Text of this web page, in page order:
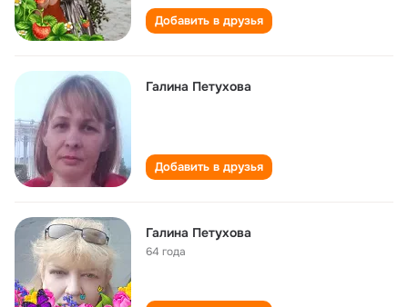
Добавить в друзья
Галина Петухова
Добавить в друзья
Галина Петухова
64 года